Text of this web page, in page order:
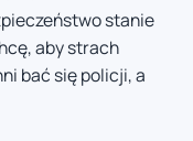
stanie
aby strach
bać się policji, a